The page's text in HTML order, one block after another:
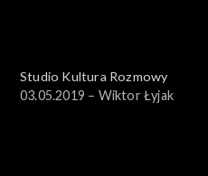
Studio Kultura Rozmowy
03.05.2019 – Wiktor Łyjak